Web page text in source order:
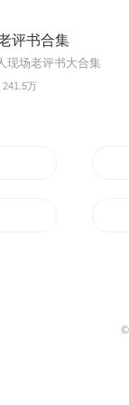
评书合集
现场老评书大合集
241.5万
糖甜蜜蜜
计
©